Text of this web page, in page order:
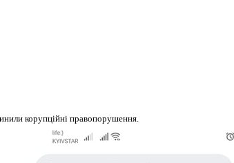
корупційні правопорушення.